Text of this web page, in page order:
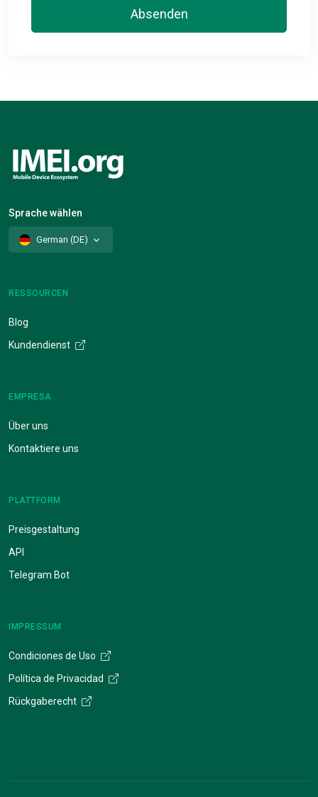
Absenden
Sprache wählen
German (DE)
RESSOURCEN
Blog
Kundendienst
EMPRESA
Über uns
Kontaktiere uns
PLATTFORM
Preisgestaltung
API
Telegram Bot
IMPRESSUM
Condiciones de Uso
Política de Privacidad
Rückgaberecht